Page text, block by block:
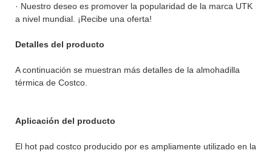
· Nuestro deseo es promover la popularidad de la marca UTK
a nivel mundial. ¡Recibe una oferta!
Detalles del producto
A continuación se muestran más detalles de la almohadilla
térmica de Costco.
Aplicación del producto
El hot pad costco producido por es ampliamente utilizado en la